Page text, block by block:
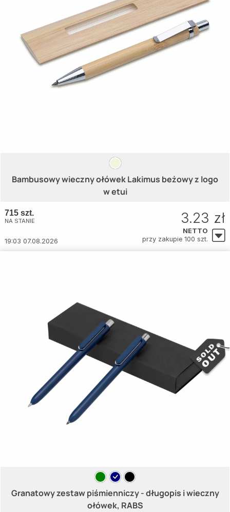
Bambusowy wieczny ołówek Lakimus beżowy z logo
w etui
715 szt.
NA STANIE
19:03 07.08.2026
3.23 zł
NETTO
przy zakupie 100 szt.
Granatowy zestaw piśmienniczy - długopis i wieczny
ołówek, RABS